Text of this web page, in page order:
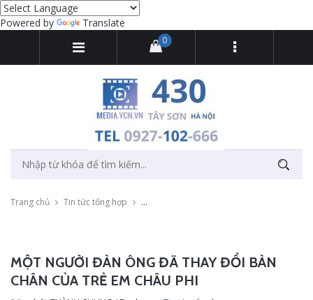
Powered by Translate
0
Trang chủ Tin tức tổng hợp Một người đàn ông đã thay đổi bàn chân
MỘT NGƯỜI ĐÀN ÔNG ĐÃ THAY ĐỔI BÀN
CHÂN CỦA TRẺ EM CHÂU PHI